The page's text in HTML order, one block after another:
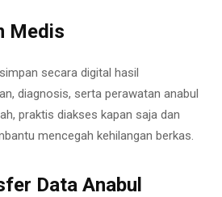
Medis
secara digital hasil
diagnosis, serta perawatan anabul
praktis diakses kapan saja dan
mencegah kehilangan berkas.
Data Anabul